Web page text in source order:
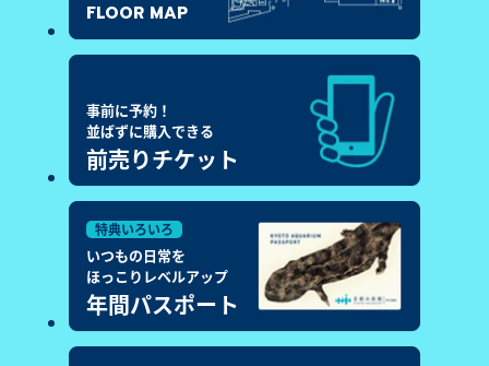
FLOOR MAP
事前に予約！
並ばずに購入できる
前売りチケット
特典いろいろ
いつもの日常を
ほっこりレベルアップ
年間パスポート